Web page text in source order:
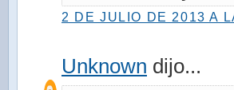
2 DE JULIO DE 2013 A
Unknown dijo...